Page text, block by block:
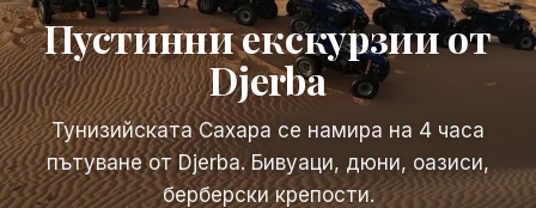
Пустинни екскурзии от
Djerba
Тунизийската Сахара се намира на 4 часа
пътуване от Djerba. Бивуаци, дюни, оазиси,
берберски крепости.